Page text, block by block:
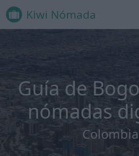
Kiwi Nómada
Guía de
nómadas
Colombia